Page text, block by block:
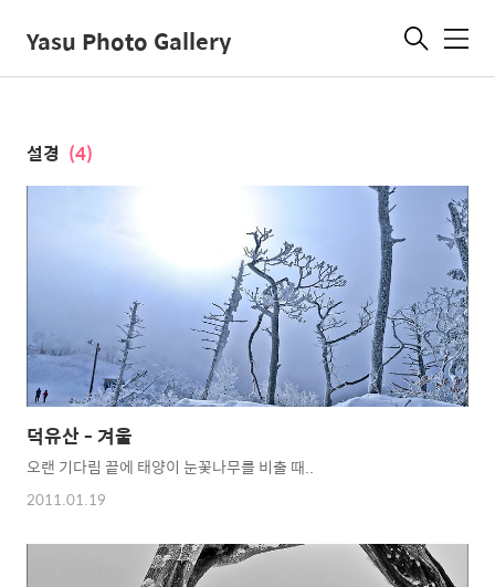
Yasu Photo Gallery 메
설경 (4)
덕유산 - 겨울
오랜 기다림 끝에 태양이 눈꽃나무를 비출 때..
2011.01.19